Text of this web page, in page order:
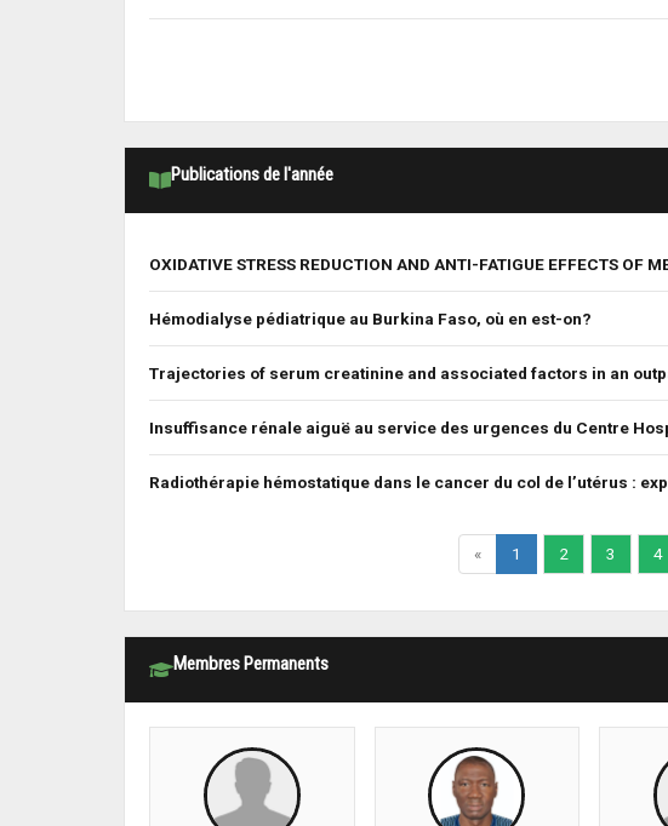
Publications de l'année
OXIDATIVE STRESS REDUCTION AND ANTI-FATIGUE EFFECTS OF
Hémodialyse pédiatrique au Burkina Faso, où en est-on?
Trajectories of serum creatinine and associated factors in an
Insuffisance rénale aiguë au service des urgences du Centre
Radiothérapie hémostatique dans le cancer du col de l’utérus :
« 1 2 3 4
Membres Permanents